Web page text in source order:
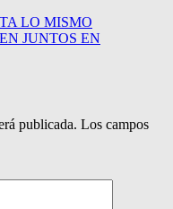
LO MISMO
JUNTOS EN
publicada. Los campos